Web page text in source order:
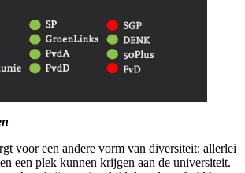
voor een andere vorm van diversiteit: allerlei
een plek kunnen krijgen aan de universiteit.